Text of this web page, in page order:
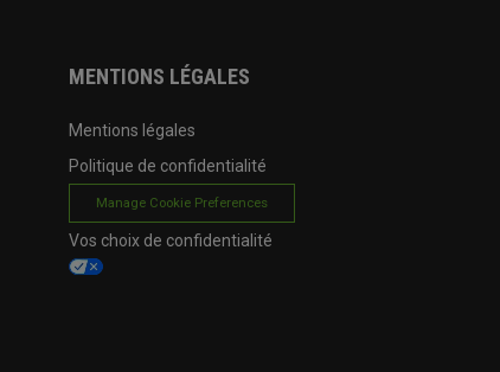
MENTIONS LÉGALES
Mentions légales
Politique de confidentialité
Manage Cookie Preferences
Vos choix de confidentialité